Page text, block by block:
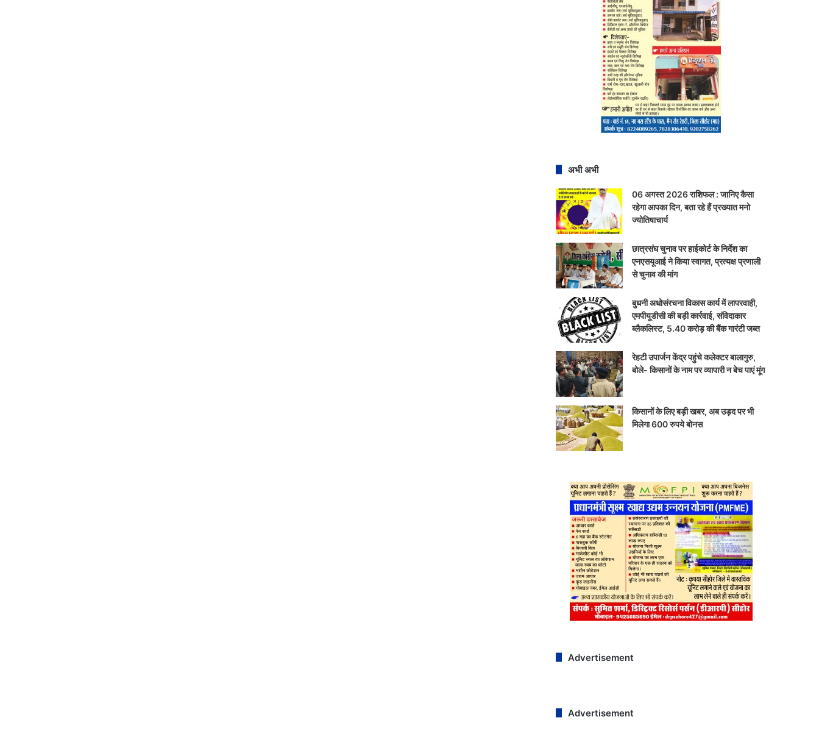
अभी अभी
06 अगस्त 2026 राशिफल : जानिए कैसा
रहेगा आपका दिन, बता रहे हैं प्रख्यात मनो
ज्योतिषाचार्य
छात्रसंघ चुनाव पर हाईकोर्ट के निर्देश का
एनएसयूआई ने किया स्वागत, प्रत्यक्ष प्रणाली
से चुनाव की मांग
बुधनी अधोसंरचना विकास कार्य में लापरवाही,
एमपीयूडीसी की बड़ी कार्रवाई, संविदाकार
ब्लैकलिस्ट, 5.40 करोड़ की बैंक गारंटी जब्त
रेहटी उपार्जन केंद्र पहुंचे कलेक्टर बालागुरु,
बोले- किसानों के नाम पर व्यापारी न बेच पाएं मूंग
किसानों के लिए बड़ी खबर, अब उड़द पर भी
मिलेगा 600 रुपये बोनस
Advertisement
Advertisement